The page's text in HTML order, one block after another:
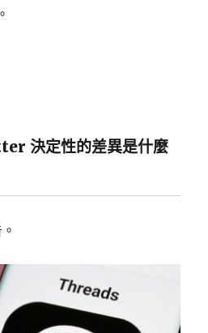
決定性的差異是什麼